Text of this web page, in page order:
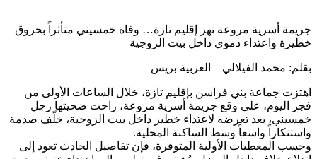
جريمة أسرية مروعة تهز إقليم تازة… وفاة خمسيني متأثراً بحروق
خطيرة واعتداء دموي داخل بيت الزوجية
بقلم: محمد الفيلالي – العربية بريس
اهتزت جماعة بني فراسن بإقليم تازة، خلال الساعات الأولى من
فجر اليوم، على وقع جريمة أسرية مروعة، راحت ضحيتها رجل
خمسيني، بعد تعرضه لاعتداء خطير داخل بيت الزوجية، خلّف صدمة
واستنكاراً واسعاً وسط الساكنة المحلية.
وحسب المعطيات الأولية المتوفرة، فإن تفاصيل الحادث تعود إلى